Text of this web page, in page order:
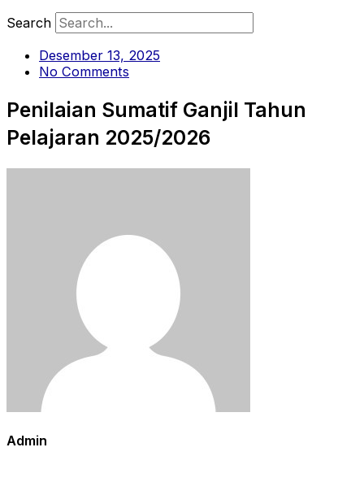
Search
Desember 13, 2025
No Comments
Penilaian Sumatif Ganjil Tahun
Pelajaran 2025/2026
Admin